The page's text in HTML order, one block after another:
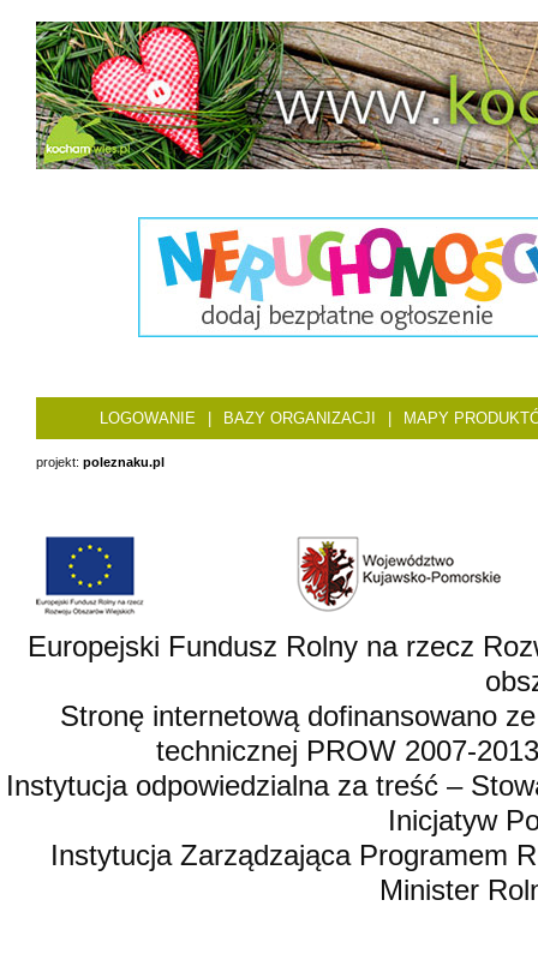
LOGOWANIE BAZY ORGANIZACJI MAPY
projekt: poleznaku.pl
Europejski Fundusz Rolny na rzecz
Stronę internetową dofinansowano
technicznej PROW 2007-
Instytucja odpowiedzialna za treść –
Inicjatyw
Instytucja Zarządzająca Programem
Minister